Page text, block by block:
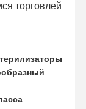
торговлей